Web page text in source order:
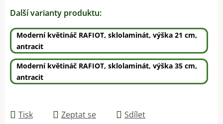
Další varianty produktu:
Moderní květináč RAFIOT, sklolaminát, výška 21 cm,
antracit
Moderní květináč RAFIOT, sklolaminát, výška 35 cm,
antracit
Tisk Zeptat se Sdílet